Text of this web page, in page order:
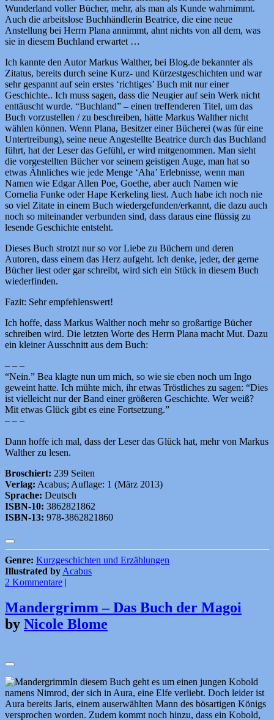
Wunderland voller Bücher, mehr, als man als Kunde wahrnimmt.
Auch die arbeitslose Buchhändlerin Beatrice, die eine neue
Anstellung bei Herrn Plana annimmt, ahnt nichts von all dem, was
sie in diesem Buchland erwartet …
Ich kannte den Autor Markus Walther, bei Blog.de bekannter als
Zitatus, bereits durch seine Kurz- und Kürzestgeschichten und war
sehr gespannt auf sein erstes ‘richtiges’ Buch mit nur einer
Geschichte.. Ich muss sagen, dass die Neugier auf sein Werk nicht
enttäuscht wurde. “Buchland” – einen treffenderen Titel, um das
Buch vorzustellen / zu beschreiben, hätte Markus Walther nicht
wählen können. Wenn Plana, Besitzer einer Bücherei (was für eine
Untertreibung), seine neue Angestellte Beatrice durch das Buchland
führt, hat der Leser das Gefühl, er wird mitgenommen. Man sieht
die vorgestellten Bücher vor seinem geistigen Auge, man hat so
etwas Ähnliches wie jede Menge ‘Aha’ Erlebnisse, wenn man
Namen wie Edgar Allen Poe, Goethe, aber auch Namen wie
Cornelia Funke oder Hape Kerkeling liest. Auch habe ich noch nie
so viel Zitate in einem Buch wiedergefunden/erkannt, die dazu auch
noch so miteinander verbunden sind, dass daraus eine flüssig zu
lesende Geschichte entsteht.
Dieses Buch strotzt nur so vor Liebe zu Büchern und deren
Autoren, dass einem das Herz aufgeht. Ich denke, jeder, der gerne
Bücher liest oder gar schreibt, wird sich ein Stück in diesem Buch
wiederfinden.
Fazit: Sehr empfehlenswert!
Ich hoffe, dass Markus Walther noch mehr so großartige Bücher
schreiben wird. Die letzten Worte des Herrn Plana macht Mut. Dazu
ein kleiner Ausschnitt aus dem Buch:
– – –
“Nein.” Bea klagte nun um mich, so wie sie eben noch um Ingo
geweint hatte. Ich mühte mich, ihr etwas Tröstliches zu sagen: “Dies
ist vielleicht nur der Band einer größeren Geschichte. Wer weiß?
Mit etwas Glück gibt es eine Fortsetzung.”
– – –
Dann hoffe ich mal, dass der Leser das Glück hat, mehr von Markus
Walther zu lesen.
Broschiert: 239 Seiten
Verlag: Acabus; Auflage: 1 (März 2013)
Sprache: Deutsch
ISBN-10: 3862821862
ISBN-13: 978-3862821860
Genre: Kurzgeschichten und Erzählungen
Illustrated by Acabus
2 Kommentare |
Mandergrimm – Das Buch der Magoi
by Nicole Blome
In diesem Buch geht es um einen jungen Kobold
namens Nimrod, der sich in Aura, eine Elfe verliebt. Doch leider ist
Aura bereits Jaris, einem auserwählten Mann des bösartigen Königs
versprochen worden. Zudem kommt noch hinzu, dass ein Kobold,